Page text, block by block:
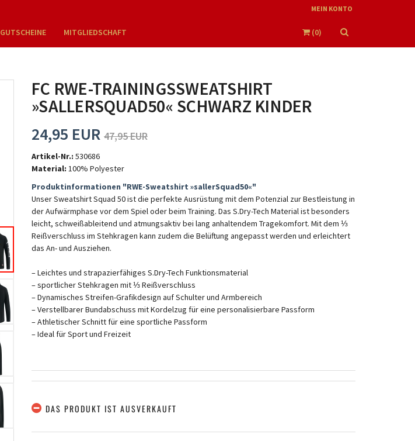
MEIN KONTO
GUTSCHEINE MITGLIEDSCHAFT (0)
FC RWE-TRAININGSSWEATSHIRT
»SALLERSQUAD50« SCHWARZ KINDER
24,95 EUR 47,95 EUR
Artikel-Nr.: 530686
Material: 100% Polyester
Produktinformationen "RWE-Sweatshirt »sallerSquad50«"
Unser Sweatshirt Squad 50 ist die perfekte Ausrüstung mit dem Potenzial zur Bestleistung in
der Aufwärmphase vor dem Spiel oder beim Training. Das S.Dry-Tech Material ist besonders
leicht, schweißableitend und atmungsaktiv bei lang anhaltendem Tragekomfort. Mit dem ⅓
Reißverschluss im Stehkragen kann zudem die Belüftung angepasst werden und erleichtert
das An- und Ausziehen.
– Leichtes und strapazierfähiges S.Dry-Tech Funktionsmaterial
– sportlicher Stehkragen mit ⅓ Reißverschluss
– Dynamisches Streifen-Grafikdesign auf Schulter und Armbereich
– Verstellbarer Bundabschuss mit Kordelzug für eine personalisierbare Passform
– Athletischer Schnitt für eine sportliche Passform
– Ideal für Sport und Freizeit
DAS PRODUKT IST AUSVERKAUFT